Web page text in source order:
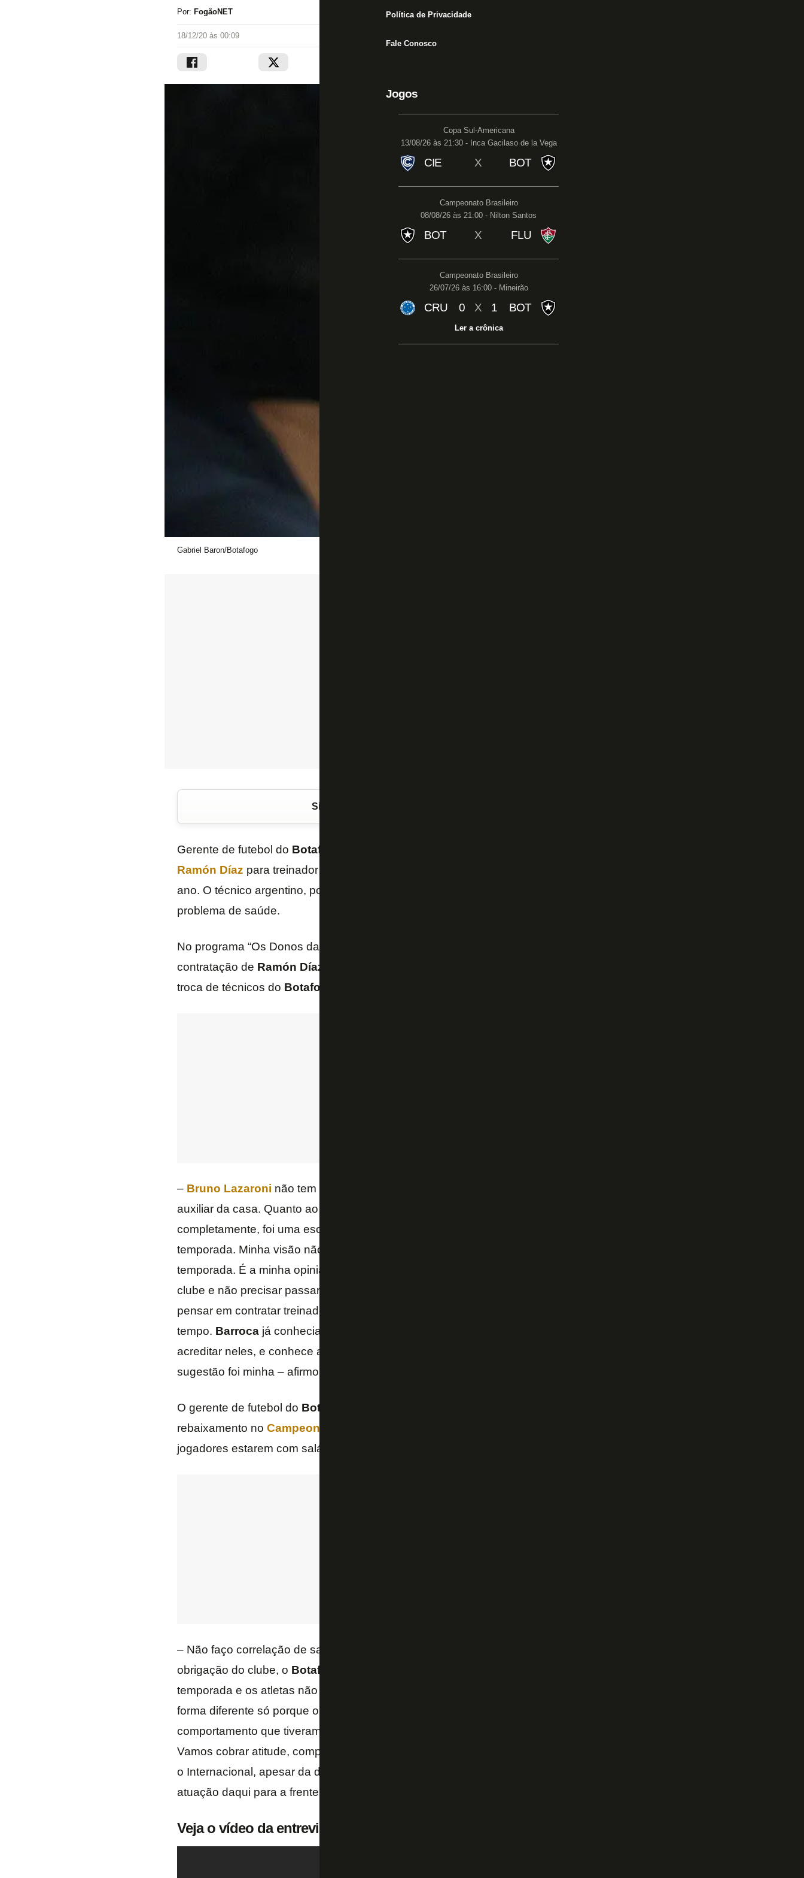
Política de Privacidade
Fale Conosco
Jogos
Copa Sul-Americana
13/08/26 às 21:30 - Inca Gacilaso de la Vega
CIE X BOT
Campeonato Brasileiro
08/08/26 às 21:00 - Nilton Santos
BOT X FLU
Campeonato Brasileiro
26/07/26 às 16:00 - Mineirão
CRU 0 X 1 BOT
Ler a crônica
Por: FogãoNET
18/12/20 às 00:09
Gabriel Baron/Botafogo
Siga o FogãoNET
Gerente de futebol do Botafogo
Ramón Díaz para treinador foi com uma visão a longo prazo, projetando o próximo
ano. O técnico argentino, porém, nem chegou a comandar o Alvinegro, devido a um
problema de saúde.
No programa “Os Donos da Bola”, da “Band”,
contratação de Ramón Díaz
troca de técnicos do Botafogo
– Bruno Lazaroni não tem estilo completamente diferente do
auxiliar da casa. Quanto ao
completamente, foi uma escolha decidida pensando no início de uma próxima
temporada. Minha visão não é essa, acho que tem mudar estilo quando se inicia
temporada. É a minha opinião.
clube e não precisar passar por adaptação. O momento é emergencial, não pode
pensar em contratar treinador que não sabe o que vai encontrar, porque não vai ter
tempo. Barrocajá conhecia todos os profissionais que estão aqui, sabe que pode
acreditar neles, e conhece a maioria das atletas. Esse foi o motivo da escolha dele. A
sugestão foi minha – afirmou
O gerente de futebol do Botafogo
rebaixamento no Campeonato Brasileiro
jogadores estarem com salários em dia.
– Não faço correlação de salário atrasado ou em dia com desempenho em campo. É
obrigação do clube, o Botafogo
temporada e os atletas não colocaram como desculpa. É muito injustiça cobrar de
forma diferente só porque o salário está em dia, o que é obrigação do clube. O
comportamento que tiveram contra o
Vamos cobrar atitude, compromisso e respeito à camisa. O parâmetro é esse jogo com
o Internacional, apesar da derrota, a dedicação foi incrível. Se tivermos esse nível de
atuação daqui para a frente certamente vamos sair dessa situação – completou.
Veja o vídeo da entrevista abaixo: